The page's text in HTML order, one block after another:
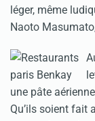
léger, même
Naoto
une pâte
Qu’ils soient fait